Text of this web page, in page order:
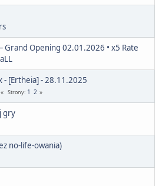
Grand Opening 02.01.2026 • x5 Rate
- [Ertheia] - 28.11.2025
Strony 1 2
gry
no-life-owania)